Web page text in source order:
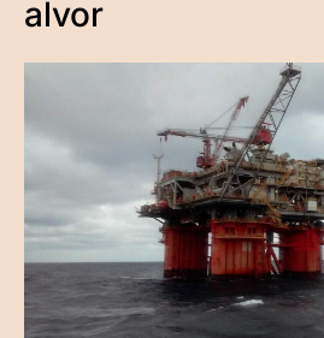
alvor